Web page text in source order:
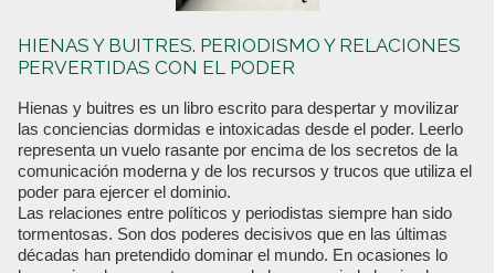
HIENAS Y BUITRES. PERIODISMO Y RELACIONES
PERVERTIDAS CON EL PODER
Hienas y buitres es un libro escrito para despertar y movilizar
las conciencias dormidas e intoxicadas desde el poder. Leerlo
representa un vuelo rasante por encima de los secretos de la
comunicación moderna y de los recursos y trucos que utiliza el
poder para ejercer el dominio.
Las relaciones entre políticos y periodistas siempre han sido
tormentosas. Son dos poderes decisivos que en las últimas
décadas han pretendido dominar el mundo. En ocasiones lo